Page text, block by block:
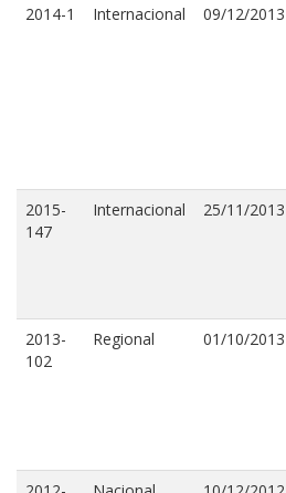
2014-1 Internacional 09/12/2013
2015-
147
Internacional 25/11/2013
2013-
102
Regional 01/10/2013